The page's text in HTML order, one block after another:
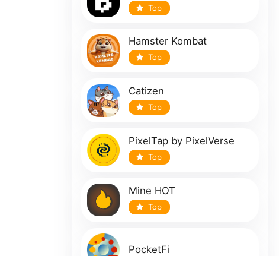
Top
Hamster Kombat
Top
Catizen
Top
PixelTap by PixelVerse
Top
Mine HOT
Top
PocketFi